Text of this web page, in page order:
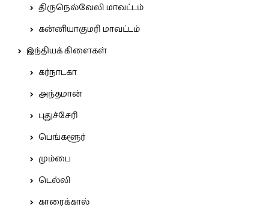
திருநெல்வேலி மாவட்டம்
கன்னியாகுமரி மாவட்டம்
இந்தியக் கிளைகள்
கர்நாடகா
அந்தமான்
புதுச்சேரி
பெங்களூர்
மும்பை
டெல்லி
காரைக்கால்